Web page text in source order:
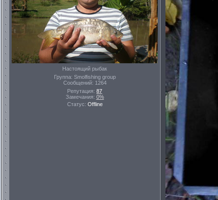
Настоящий рыбак
Группа: Smolfishing group
Сообщений: 1264
Репутация: 87
Замечания: 0%
Статус: Offline